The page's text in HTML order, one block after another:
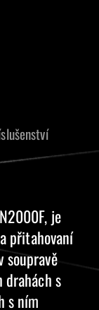
je
přitahovaní
soupravě
drahách s
s ním